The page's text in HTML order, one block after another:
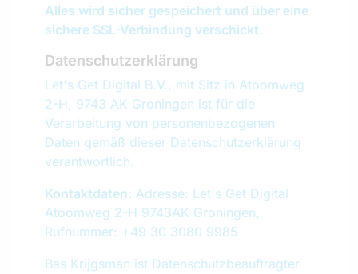
Alles wird sicher gespeichert und über eine
sichere SSL-Verbindung verschickt.
Datenschutzerklärung
Let's Get Digital B.V., mit Sitz in Atoomweg
2-H, 9743 AK Groningen ist für die
Verarbeitung von personenbezogenen
Daten gemäß dieser Datenschutzerklärung
verantwortlich.
Kontaktdaten: Adresse: Let's Get Digital
Atoomweg 2-H 9743AK Groningen,
Rufnummer: +49 30 3080 9985
Bas Krijgsman ist Datenschutzbeauftragter